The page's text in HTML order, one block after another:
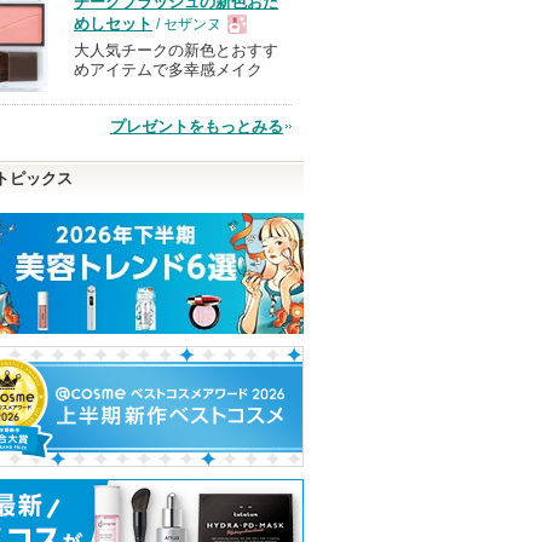
品
めしセット / セザンヌ
現
品
大人気チークの新色とおすす
めアイテムで多幸感メイク
プレゼントをもっとみる
ピックス